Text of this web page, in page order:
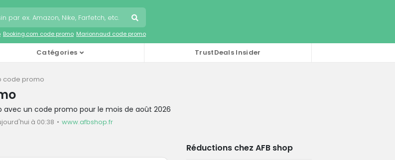
Booking.com code promo Marionnaud code promo
Catégories TrustDeals Insider
code promo
avec un code promo pour le mois de août 2026
à 00:38 www.afbshop.fr
Réductions chez AFB shop